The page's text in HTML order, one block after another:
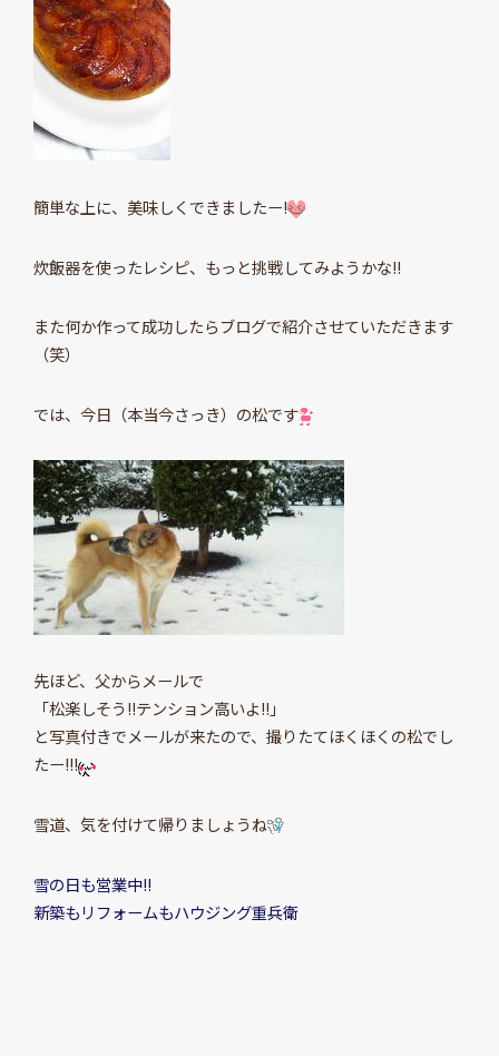
簡単な上に、美味しくできましたー!
炊飯器を使ったレシピ、もっと挑戦してみようかな!!
また何か作って成功したらブログで紹介させていただきます
（笑）
では、今日（本当今さっき）の松です
先ほど、父からメールで
「松楽しそう!!テンション高いよ!!」
と写真付きでメールが来たので、撮りたてほくほくの松でし
たー!!!
雪道、気を付けて帰りましょうね
雪の日も営業中!!
新築もリフォームもハウジング重兵衛